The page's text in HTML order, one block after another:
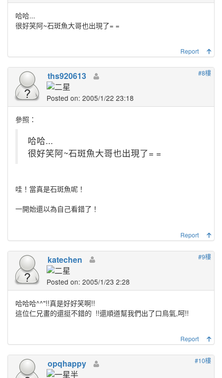
哈哈...
很好笑阿~石斑魚大哥也出現了= =
Report
#8樓
ths920613
Posted on: 2005/1/22 23:18
參照：
哈哈...
很好笑阿~石斑魚大哥也出現了= =
哇！當真是石斑魚呢！
一開始還以為自己看錯了！
Report
#9樓
katechen
Posted on: 2005/1/23 2:28
哈哈哈^^"!!真是好好笑啊!!
這位仁兄畫的還挺不錯的 !!還順道幫我們出了口鳥氣,呵!!
Report
#10樓
opqhappy